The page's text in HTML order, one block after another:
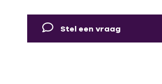
Stel een vraag